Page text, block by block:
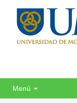
Menú